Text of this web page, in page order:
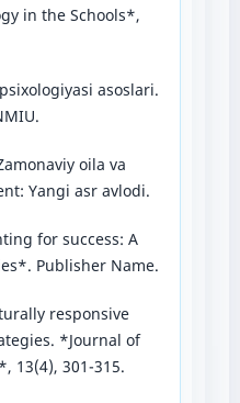
in the Schools*,
asoslari.
oila va
Yangi asr avlodi.
for success: A
Publisher Name.
responsive
*Journal of
13(4), 301-315.